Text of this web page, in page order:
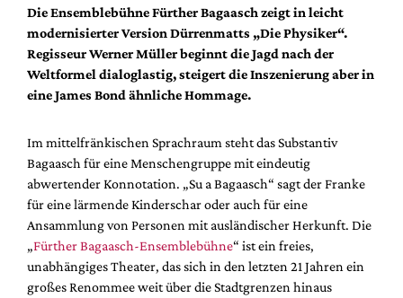
Hefte
Alle Hefte
Leseproben
Podcast
Service
Shop / Abo
Newsletter
Redaktion
Autor:innen
Partner
Die Ensemblebühne Fürther Bagaasch zeigt in leicht
modernisierter Version Dürrenmatts „Die Physiker“.
Regisseur Werner Müller beginnt die Jagd nach der
Weltformel dialoglastig, steigert die Inszenierung aber in
eine James Bond ähnliche Hommage.
Im mittelfränkischen Sprachraum steht das Substantiv
Bagaasch für eine Menschengruppe mit eindeutig
abwertender Konnotation. „Su a Bagaasch“ sagt der Franke
für eine lärmende Kinderschar oder auch für eine
Ansammlung von Personen mit ausländischer Herkunft. Die
„Fürther Bagaasch-Ensemblebühne“ ist ein freies,
unabhängiges Theater, das sich in den letzten 21 Jahren ein
großes Renommee weit über die Stadtgrenzen hinaus